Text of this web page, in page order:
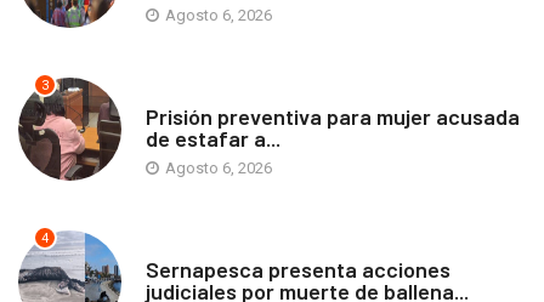
Agosto 6, 2026
3
Prisión preventiva para mujer acusada
de estafar a...
Agosto 6, 2026
4
Sernapesca presenta acciones
judiciales por muerte de ballena...